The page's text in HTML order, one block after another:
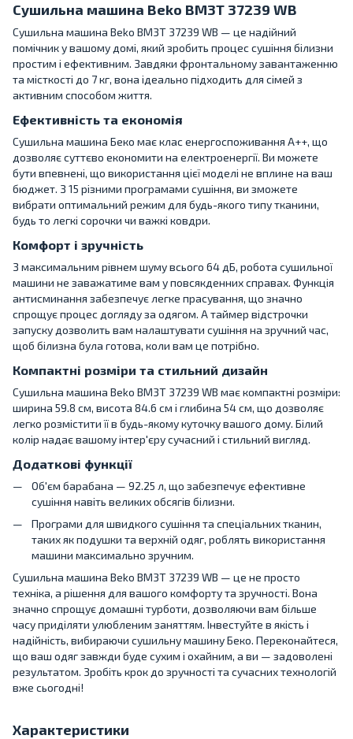
Сушильна машина Beko BM3T 37239 WB
Сушильна машина Beko BM3T 37239 WB — це надійний
помічник у вашому домі, який зробить процес сушіння білизни
простим і ефективним. Завдяки фронтальному завантаженню
та місткості до 7 кг, вона ідеально підходить для сімей з
активним способом життя.
Ефективність та економія
Сушильна машина Беко має клас енергоспоживання A++, що
дозволяє суттєво економити на електроенергії. Ви можете
бути впевнені, що використання цієї моделі не вплине на ваш
бюджет. З 15 різними програмами сушіння, ви зможете
вибрати оптимальний режим для будь-якого типу тканини,
будь то легкі сорочки чи важкі ковдри.
Комфорт і зручність
З максимальним рівнем шуму всього 64 дБ, робота сушильної
машини не заважатиме вам у повсякденних справах. Функція
антисминання забезпечує легке прасування, що значно
спрощує процес догляду за одягом. А таймер відстрочки
запуску дозволить вам налаштувати сушіння на зручний час,
щоб білизна була готова, коли вам це потрібно.
Компактні розміри та стильний дизайн
Сушильна машина Beko BM3T 37239 WB має компактні розміри:
ширина 59.8 см, висота 84.6 см і глибина 54 см, що дозволяє
легко розмістити її в будь-якому куточку вашого дому. Білий
колір надає вашому інтер'єру сучасний і стильний вигляд.
Додаткові функції
Об'єм барабана — 92.25 л, що забезпечує ефективне
сушіння навіть великих обсягів білизни.
Програми для швидкого сушіння та спеціальних тканин,
таких як подушки та верхній одяг, роблять використання
машини максимально зручним.
Сушильна машина Beko BM3T 37239 WB — це не просто
техніка, а рішення для вашого комфорту та зручності. Вона
значно спрощує домашні турботи, дозволяючи вам більше
часу приділяти улюбленим заняттям. Інвестуйте в якість і
надійність, вибираючи сушильну машину Беко. Переконайтеся,
що ваш одяг завжди буде сухим і охайним, а ви — задоволені
результатом. Зробіть крок до зручності та сучасних технологій
вже сьогодні!
Характеристики